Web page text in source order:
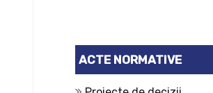
ACTE NORMATIVE